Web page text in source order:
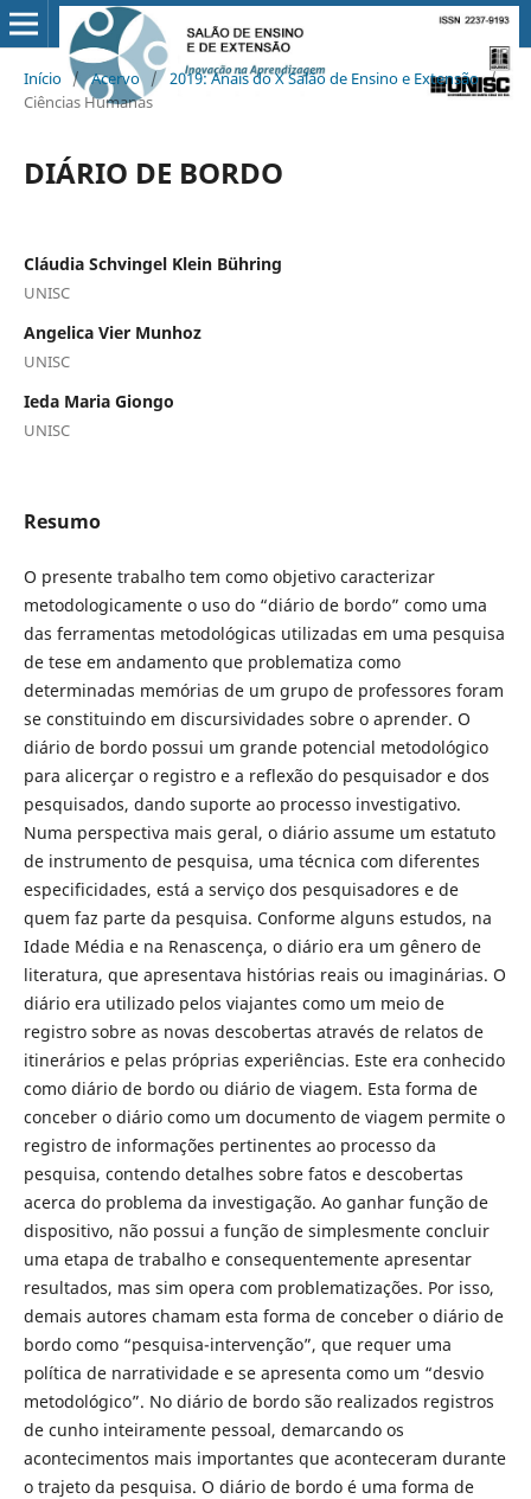
Início / Acervo / 2019: Anais do X Salão de Ensino e Extensão /
Ciências Humanas
DIÁRIO DE BORDO
Cláudia Schvingel Klein Bühring
UNISC
Angelica Vier Munhoz
UNISC
Ieda Maria Giongo
UNISC
Resumo
O presente trabalho tem como objetivo caracterizar
metodologicamente o uso do “diário de bordo” como uma
das ferramentas metodológicas utilizadas em uma pesquisa
de tese em andamento que problematiza como
determinadas memórias de um grupo de professores foram
se constituindo em discursividades sobre o aprender. O
diário de bordo possui um grande potencial metodológico
para alicerçar o registro e a reflexão do pesquisador e dos
pesquisados, dando suporte ao processo investigativo.
Numa perspectiva mais geral, o diário assume um estatuto
de instrumento de pesquisa, uma técnica com diferentes
especificidades, está a serviço dos pesquisadores e de
quem faz parte da pesquisa. Conforme alguns estudos, na
Idade Média e na Renascença, o diário era um gênero de
literatura, que apresentava histórias reais ou imaginárias. O
diário era utilizado pelos viajantes como um meio de
registro sobre as novas descobertas através de relatos de
itinerários e pelas próprias experiências. Este era conhecido
como diário de bordo ou diário de viagem. Esta forma de
conceber o diário como um documento de viagem permite o
registro de informações pertinentes ao processo da
pesquisa, contendo detalhes sobre fatos e descobertas
acerca do problema da investigação. Ao ganhar função de
dispositivo, não possui a função de simplesmente concluir
uma etapa de trabalho e consequentemente apresentar
resultados, mas sim opera com problematizações. Por isso,
demais autores chamam esta forma de conceber o diário de
bordo como “pesquisa-intervenção”, que requer uma
política de narratividade e se apresenta como um “desvio
metodológico”. No diário de bordo são realizados registros
de cunho inteiramente pessoal, demarcando os
acontecimentos mais importantes que aconteceram durante
o trajeto da pesquisa. O diário de bordo é uma forma de